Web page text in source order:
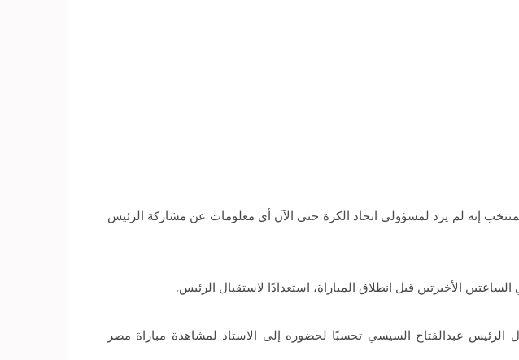
إنه لم يرد لمسؤولي اتحاد الكرة حتى الآن أي معلومات عن مشاركة الرئيس
الأخيرتين قبل انطلاق المباراة، استعدادًا لاستقبال الرئيس.
الرئيس عبدالفتاح السيسي تحسبًا لحضوره إلى الاستاد لمشاهدة مباراة مصر